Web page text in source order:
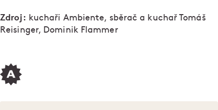
Zdroj: kuchaři Ambiente, sběrač a kuchař Tomáš
Reisinger, Dominik Flammer